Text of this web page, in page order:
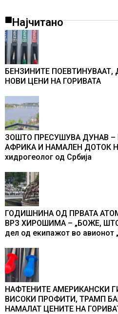
Најчитано
БЕНЗИНИТЕ ПОЕВТИНУВААТ,
НОВИ ЦЕНИ НА ГОРИВАТА
ЗОШТО ПРЕСУШУВА ДУНАВ
АФРИКА И НАМАЛЕН ДОТОК
хидрогеолог од Србија
ГОДИШНИНА ОД ПРВАТА
ВРЗ ХИРОШИМА – „БОЖЕ,
дел од екипажот во авионот
промени текот на историјата
НАФТЕНИТЕ АМЕРИКАНСКИ
ВИСОКИ ПРОФИТИ, ТРАМП
НАМАЛАТ ЦЕНИТЕ НА